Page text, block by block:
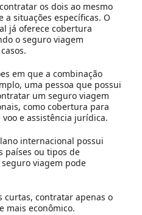
os dois ao mesmo
situações específicas. O
já oferece cobertura
o seguro viagem
em que a combinação
uma pessoa que possui
um seguro viagem
como cobertura para
e assistência jurídica.
internacional possui
países ou tipos de
viagem pode
curtas, contratar apenas o
mais econômico.